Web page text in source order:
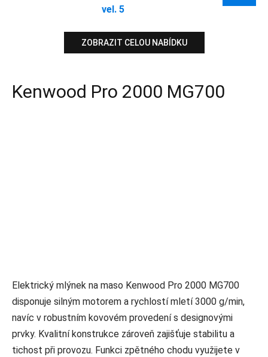
vel. 5
ZOBRAZIT CELOU NABÍDKU
Kenwood Pro 2000 MG700
Elektrický mlýnek na maso Kenwood Pro 2000 MG700
disponuje silným motorem a rychlostí mletí 3000 g/min,
navíc v robustním kovovém provedení s designovými
prvky. Kvalitní konstrukce zároveň zajišťuje stabilitu a
tichost při provozu. Funkci zpětného chodu využijete v